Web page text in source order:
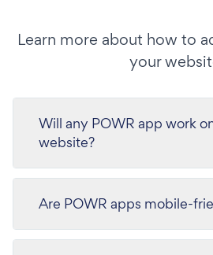
Learn more about how to
your
Will any POWR app work
website?
Are POWR apps mobile-